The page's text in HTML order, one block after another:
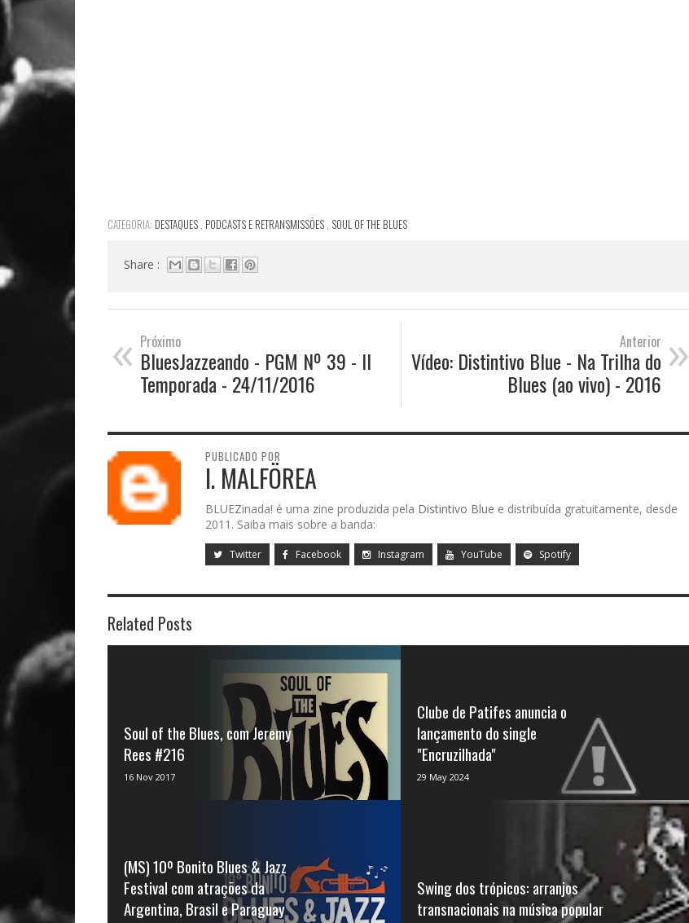
CATEGORIA: DESTAQUES , PODCASTS E RETRANSMISSÕES , SOUL OF THE BLUES
Share :
« Próximo
BluesJazzeando - PGM Nº 39 - II
Temporada - 24/11/2016
»
Anterior
Vídeo: Distintivo Blue - Na Trilha do
Blues (ao vivo) - 2016
PUBLICADO POR
I. MALFÖREA
BLUEZinada! é uma zine produzida pela Distintivo Blue e distribuída gratuitamente, desde
2011. Saiba mais sobre a banda:
Twitter Facebook Instagram YouTube Spotify
Related Posts
Soul of the Blues, com Jeremy
Rees #216
Apresentado por Jeremy Rees, Soul of the
Blues é um programa semanal
independente dedicado ao blu...
16 Nov 2017
Clube de Patifes anuncia o
lançamento do single
"Encruzilhada"
A faixa estará disponível nas plataformas
de streaming nesta sexta-feira, 31Foto:
29 May 2024
(MS) 10º Bonito Blues & Jazz
Festival com atrações da
Argentina, Brasil e Paraguay
Swing dos trópicos: arranjos
transnacionais na música popular